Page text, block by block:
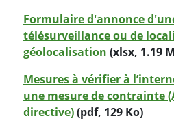
Formulaire d'annonce
télésurveillance ou de
géolocalisation (xlsx, 1.19
Mesures à vérifier à
une mesure de contrainte
directive)(pdf, 129 Ko)